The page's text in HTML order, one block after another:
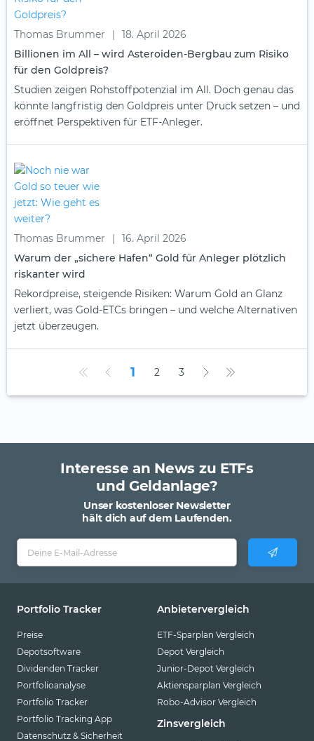
Thomas Brummer
18. April 2026
Billionen im All – wird Asteroiden-Bergbau zum Risiko
für den Goldpreis?
Studien zeigen Rohstoffpotenzial im All. Doch genau das
könnte langfristig den Goldpreis unter Druck setzen – und
eröffnet Perspektiven für ETF-Anleger.
Thomas Brummer
16. April 2026
Warum der „sichere Hafen“ Gold für Anleger plötzlich
riskanter wird
Rekordpreise, steigende Risiken: Warum Gold an Glanz
verliert, was Gold-ETCs bringen – und welche Alternativen
jetzt überzeugen.
1 2 3
Interesse an News zu ETFs
und Geldanlage?
Unser kostenloser Newsletter
hält dich auf dem Laufenden.
Portfolio Tracker
Preise
Depotsoftware
Dividenden Tracker
Portfolioanalyse
Portfolio Tracker
Portfolio Tracking App
Datenschutz & Sicherheit
Anbietervergleich
ETF-Sparplan Vergleich
Depot Vergleich
Junior-Depot Vergleich
Aktiensparplan Vergleich
Robo-Advisor Vergleich
Zinsvergleich